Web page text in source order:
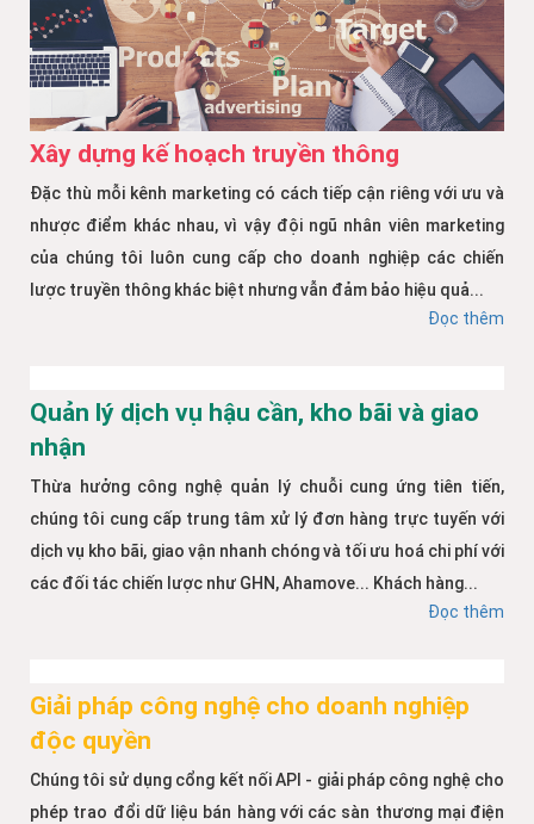
Xây dựng kế hoạch truyền thông
Đặc thù mỗi kênh marketing có cách tiếp cận riêng với ưu và
nhược điểm khác nhau, vì vậy đội ngũ nhân viên marketing
của chúng tôi luôn cung cấp cho doanh nghiệp các chiến
lược truyền thông khác biệt nhưng vẫn đảm bảo hiệu quả...
Đọc thêm
Quản lý dịch vụ hậu cần, kho bãi và giao
nhận
Thừa hưởng công nghệ quản lý chuỗi cung ứng tiên tiến,
chúng tôi cung cấp trung tâm xử lý đơn hàng trực tuyến với
dịch vụ kho bãi, giao vận nhanh chóng và tối ưu hoá chi phí với
các đối tác chiến lược như GHN, Ahamove... Khách hàng...
Đọc thêm
Giải pháp công nghệ cho doanh nghiệp
độc quyền
Chúng tôi sử dụng cổng kết nối API - giải pháp công nghệ cho
phép trao đổi dữ liệu bán hàng với các sàn thương mại điện